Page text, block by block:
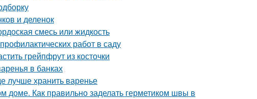
и деленок
смесь или жидкость
работ в саду
грейпфрут из косточки
в банках
лучше хранить варенье
доме. Как правильно заделать герметиком швы в